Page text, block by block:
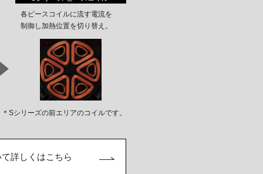
各ピースコイルに流す電流を
制御し加熱位置を切り替え。
＊Sシリーズの前エリアのコイルです。
て詳しくはこちら